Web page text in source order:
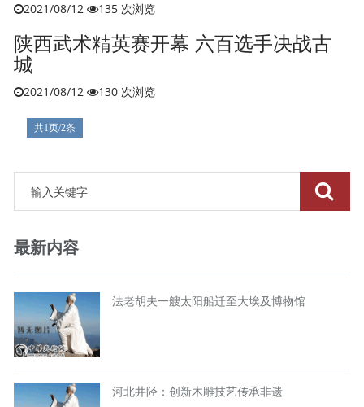
2021/08/12 135 次浏览
陕西武术精英赛开幕 六百选手决战古
城
2021/08/12 130 次浏览
共1页/2条
最新内容
法老胡夫一艘太阳船迁至大埃及博物馆
河北井陉：创新木雕技艺传承非遗